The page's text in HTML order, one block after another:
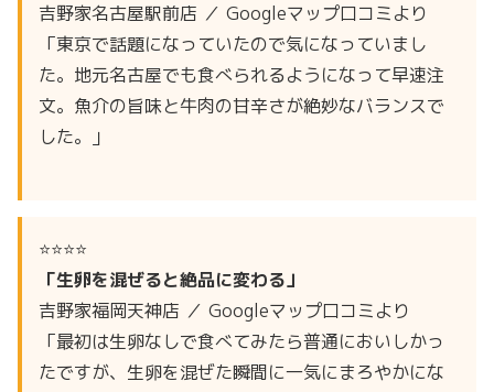
吉野家名古屋駅前店 ／ Googleマップ口コミより
「東京で話題になっていたので気になっていまし
た。地元名古屋でも食べられるようになって早速注
文。魚介の旨味と牛肉の甘辛さが絶妙なバランスで
した。」
⭐⭐⭐⭐
「生卵を混ぜると絶品に変わる」
吉野家福岡天神店 ／ Googleマップ口コミより
「最初は生卵なしで食べてみたら普通においしかっ
たですが、生卵を混ぜた瞬間に一気にまろやかにな